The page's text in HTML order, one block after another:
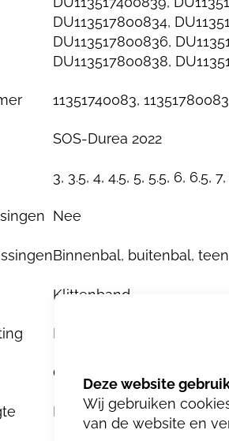
DU113517800834,
DU113517800836,
DU113517800838,
11351740083, 11351780083
SOS-Durea 2022
3, 3.5, 4, 4.5, 5, 5.5, 6, 6.5,
Nee
Binnenbal, buitenbal,
Klittenband
Nee
Chroom en metaalvrij
Laag Wij gebruiken
van de website en